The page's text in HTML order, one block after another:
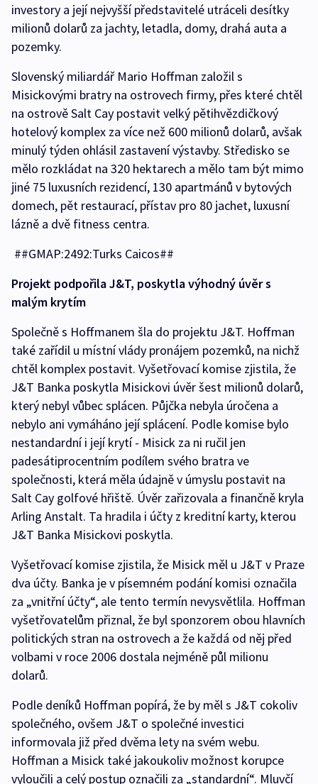
investory a její nejvyšší představitelé utráceli desítky
milionů dolarů za jachty, letadla, domy, drahá auta a
pozemky.
Slovenský miliardář Mario Hoffman založil s
Misickovými bratry na ostrovech firmy, přes které chtěl
na ostrově Salt Cay postavit velký pětihvězdičkový
hotelový komplex za více než 600 milionů dolarů, avšak
minulý týden ohlásil zastavení výstavby. Středisko se
mělo rozkládat na 320 hektarech a mělo tam být mimo
jiné 75 luxusních rezidencí, 130 apartmánů v bytových
domech, pět restaurací, přístav pro 80 jachet, luxusní
lázně a dvě fitness centra.
##GMAP:2492:Turks Caicos##
Projekt podpořila J&T, poskytla výhodný úvěr s
malým krytím
Společně s Hoffmanem šla do projektu J&T. Hoffman
také zařídil u místní vlády pronájem pozemků, na nichž
chtěl komplex postavit. Vyšetřovací komise zjistila, že
J&T Banka poskytla Misickovi úvěr šest milionů dolarů,
který nebyl vůbec splácen. Půjčka nebyla úročena a
nebylo ani vymáháno její splácení. Podle komise bylo
nestandardní i její krytí - Misick za ni ručil jen
padesátiprocentním podílem svého bratra ve
společnosti, která měla údajně v úmyslu postavit na
Salt Cay golfové hřiště. Úvěr zařizovala a finančně kryla
Arling Anstalt. Ta hradila i účty z kreditní karty, kterou
J&T Banka Misickovi poskytla.
Vyšetřovací komise zjistila, že Misick měl u J&T v Praze
dva účty. Banka je v písemném podání komisi označila
za „vnitřní účty“, ale tento termín nevysvětlila. Hoffman
vyšetřovatelům přiznal, že byl sponzorem obou hlavních
politických stran na ostrovech a že každá od něj před
volbami v roce 2006 dostala nejméně půl milionu
dolarů.
Podle deníků Hoffman popírá, že by měl s J&T cokoliv
společného, ovšem J&T o společné investici
informovala již před dvěma lety na svém webu.
Hoffman a Misick také jakoukoliv možnost korupce
vyloučili a celý postup označili za „standardní“. Mluvčí